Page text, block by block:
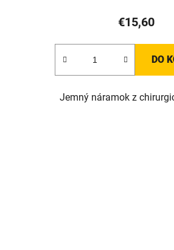
€15,60
DO
Jemný náramok z